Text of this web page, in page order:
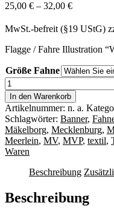
25,00 € – 32,00 €
MwSt.-befreit (§19 UStG)
Flagge / Fahre Illustration
Größe Fahne
Fahne
/
Flagge
Mäkelborg
(Illustration
mit
Schwanz)
Menge
In den Warenkorb
Artikelnummer: n. a.
Schlagwörter: Banner,
Mäkelborg, Mecklenburg,
Meerlein, MV, MVP, textil,
Waren
Beschreibung
Beschreibung